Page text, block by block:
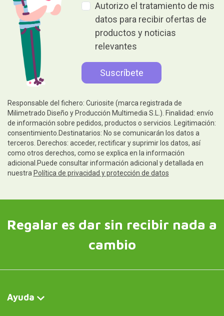
Autorizo el tratamiento de mis
datos para recibir ofertas de
productos y noticias
relevantes
Responsable del fichero: Curiosite (marca registrada de
Milimetrado Diseño y Producción Multimedia S.L.). Finalidad: envío
de información sobre pedidos, productos o servicios. Legitimación:
consentimiento.Destinatarios: No se comunicarán los datos a
terceros. Derechos: acceder, rectificar y suprimir los datos, así
como otros derechos, como se explica en la información
adicional.Puede consultar información adicional y detallada en
nuestra Política de privacidad y protección de datos
Regalar es dar sin recibir nada a
cambio
Ayuda